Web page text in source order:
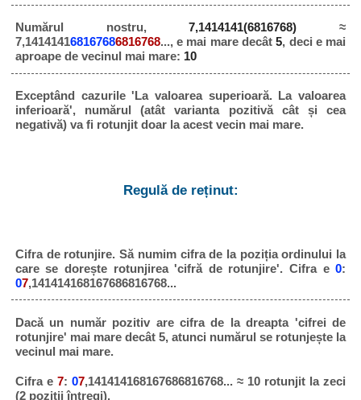
Numărul nostru,7,1414141(6816768) ≈
7,141414168167686816768..., e mai mare decât5, deci e mai
aproape de vecinul mai mare: 10
Exceptând cazurile 'La valoarea superioară. La valoarea
inferioară', numărul (atât varianta pozitivă cât și cea
negativă) va fi rotunjit doar la acest vecin mai mare.
Regulă de reținut:
Cifra de rotunjire. Să numim cifra de la poziția ordinului la
care se dorește rotunjirea 'cifră de rotunjire'. Cifra e0:
07,141414168167686816768...
Dacă un număr pozitiv are cifra de la dreapta 'cifrei de
rotunjire' mai mare decât 5, atunci numărul se rotunjește la
vecinul mai mare.
Cifra e 7: 07,141414168167686816768... ≈ 10 rotunjit la zeci
(2 poziții întregi).